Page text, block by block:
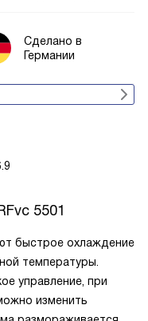
Сделано в
Германии
5501
быстрое охлаждение
температуры.
управление, при
изменить